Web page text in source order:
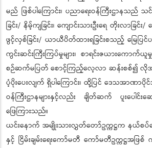
မည် ဖြစ်ပါကြောင်း၊ ပညာရေးဝန်ကြီးဌာနသ
ခြင်း/ နိမ့်ကျခြင်း၊ ကျောင်းသားဦးရေ တိုးလာခြင်း/ လ
ဖွင့်လှစ်ခြင်း/ ယာယီပိတ်ထားရခြင်းစသည့် မြေပ
ကွင်းဆင်းကြီးကြပ်မှုများ၊ စာရင်းဇယားကောက်ယူ
စဉ်ဆက်မပြတ် စောင့်ကြည့်လေ့လာ ဆန်းစစ်၍ လိုအ
ပံ့ပိုးပေးလျက် ရှိပါကြောင်း၊ ထို့ပြင် ဒေသအာဏာ
ဝန်ကြီးဌာနများနှင့်လည်း ချိတ်ဆက် ပူးပေါင်းဆ
ဖြေကြားသည်။
ယင်းနောက် အမျိုးသားလွှတ်တော်ဥက္ကဋ္ဌက နယ်စပ်ဒ
နှင့် ငြိမ်းချမ်းရေးကော်မတီ ကော်မတီဥက္ကဋ္ဌအဖြ